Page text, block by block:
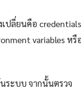
ปลี่ยนคือ credentials
variables หรื
ระบบ จากนั้นตรวจ